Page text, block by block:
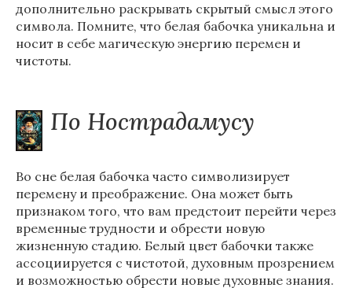
дополнительно раскрывать скрытый смысл этого
символа. Помните, что белая бабочка уникальна и
носит в себе магическую энергию перемен и
чистоты.
По Нострадамусу
Во сне белая бабочка часто символизирует
перемену и преображение. Она может быть
признаком того, что вам предстоит перейти через
временные трудности и обрести новую
жизненную стадию. Белый цвет бабочки также
ассоциируется с чистотой, духовным прозрением
и возможностью обрести новые духовные знания.